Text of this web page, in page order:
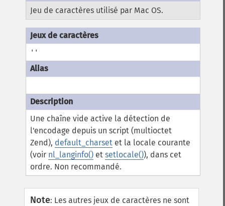
Jeu de caractères utilisé par Mac OS.
''
Une chaîne vide active la détection de
l'encodage depuis un script (multioctet
Zend), default_charset et la locale courante
(voir nl_langinfo() etsetlocale()), dans cet
ordre. Non recommandé.
Note: Les autres jeux de caractères ne sont